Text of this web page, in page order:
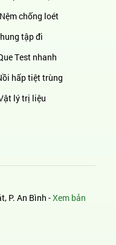
Nệm chống loét
tập đi
Test nhanh
hấp tiệt trùng
lý trị liệu
P. An Bình -Xem bản